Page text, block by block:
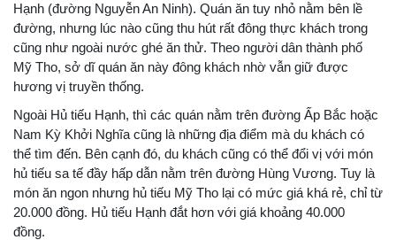
Hạnh (đường Nguyễn An Ninh). Quán ăn tuy nhỏ nằm bên lề
đường, nhưng lúc nào cũng thu hút rất đông thực khách trong
cũng như ngoài nước ghé ăn thử. Theo người dân thành phố
Mỹ Tho, sở dĩ quán ăn này đông khách nhờ vẫn giữ được
hương vị truyền thống.
Ngoài Hủ tiếu Hạnh, thì các quán nằm trên đường Ấp Bắc hoặc
Nam Kỳ Khởi Nghĩa cũng là những địa điểm mà du khách có
thể tìm đến. Bên cạnh đó, du khách cũng có thể đổi vị với món
hủ tiếu sa tế đầy hấp dẫn nằm trên đường Hùng Vương. Tuy là
món ăn ngon nhưng hủ tiếu Mỹ Tho lại có mức giá khá rẻ, chỉ từ
20.000 đồng. Hủ tiếu Hạnh đắt hơn với giá khoảng 40.000
đồng.